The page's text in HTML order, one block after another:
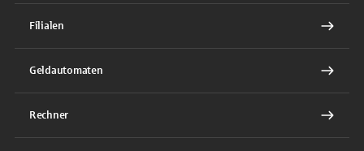
Filialen
Geldautomaten
Rechner